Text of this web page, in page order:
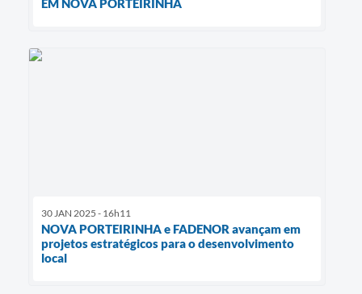
EM NOVA PORTEIRINHA
30 JAN 2025 - 16h11
NOVA PORTEIRINHA e FADENOR avançam em
projetos estratégicos para o desenvolvimento
local